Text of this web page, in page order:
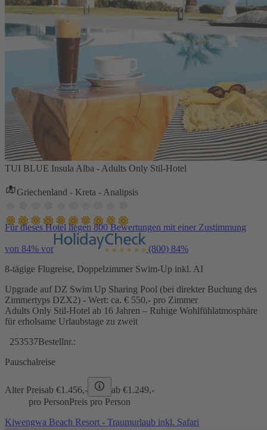
TUI BLUE Insula Alba - Adults Only Stil-Hotel
Griechenland - Kreta - Analipsis
Für dieses Hotel liegen 800 Bewertungen mit einer Zustimmung
von 84% vor (800) 84%
8-tägige Flugreise, Doppelzimmer Swim-Up inkl. AI
Upgrade auf DZ Swim Up Sharing Pool (bei direkter Buchung des
Zimmertyps DZX2) - Wert: ca. € 550,- pro Zimmer
Adults Only Stil-Hotel ab 16 Jahren – Ruhige Wohlfühlatmosphäre
für erholsame Urlaubstage zu zweit
253537Bestellnr.:
Pauschalreise
Alter Preisab €1.456,- ab €1.249,-
pro PersonPreis pro Person
Kiwengwa Beach Resort - Traumurlaub inkl. Safari